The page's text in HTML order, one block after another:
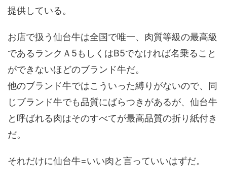
提供している。
お店で扱う仙台牛は全国で唯一、肉質等級の最高級
であるランクＡ5もしくはB5でなければ名乗ること
ができないほどのブランド牛だ。
他のブランド牛ではこういった縛りがないので、同
じブランド牛でも品質にばらつきがあるが、仙台牛
と呼ばれる肉はそのすべてが最高品質の折り紙付き
だ。
それだけに仙台牛=いい肉と言っていいはずだ。